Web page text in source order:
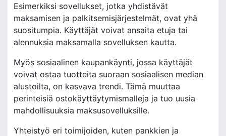
Esimerkiksi sovellukset, jotka yhdistävät
maksamisen ja palkitsemisjärjestelmät, ovat yhä
suositumpia. Käyttäjät voivat ansaita etuja tai
alennuksia maksamalla sovelluksen kautta.
Myös sosiaalinen kaupankäynti, jossa käyttäjät
voivat ostaa tuotteita suoraan sosiaalisen median
alustoilta, on kasvava trendi. Tämä muuttaa
perinteisiä ostokäyttäytymismalleja ja tuo uusia
mahdollisuuksia maksusovelluksille.
Yhteistyö eri toimijoiden, kuten pankkien ja